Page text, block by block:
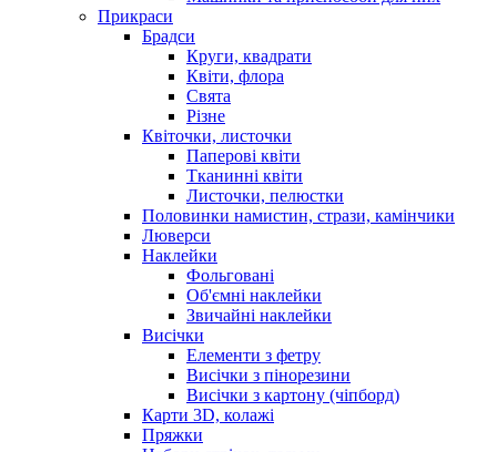
Прикраси
Брадси
Круги, квадрати
Квіти, флора
Свята
Різне
Квіточки, листочки
Паперові квіти
Тканинні квіти
Листочки, пелюстки
Половинки намистин, стрази, камінчики
Люверси
Наклейки
Фольговані
Об'ємні наклейки
Звичайні наклейки
Висічки
Елементи з фетру
Висічки з пінорезини
Висічки з картону (чіпборд)
Карти 3D, колажі
Пряжки